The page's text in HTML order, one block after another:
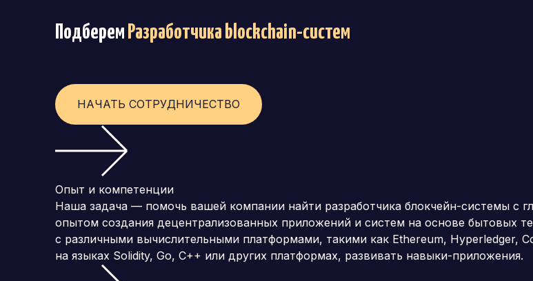
Подберем Разработчика blockchain-систем
НАЧАТЬ СОТРУДНИЧЕСТВО
Опыт и компетенции
Наша задача — помочь вашей компании найти разработчика блокчейн-системы с
опытом создания децентрализованных приложений и систем на основе бытовых
с различными вычислительными платформами, такими как Ethereum, Hyperledger,
на языках Solidity, Go, C++ или других платформах, развивать навыки-приложения.